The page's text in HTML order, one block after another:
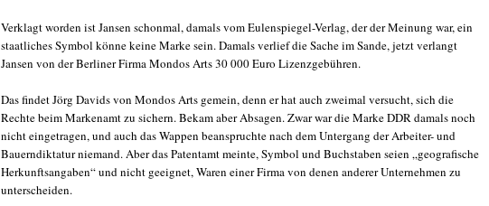
Verklagt worden ist Jansen schonmal, damals vom Eulenspiegel-Verlag, der der Meinung war, ein
staatliches Symbol könne keine Marke sein. Damals verlief die Sache im Sande, jetzt verlangt
Jansen von der Berliner Firma Mondos Arts 30 000 Euro Lizenzgebühren.
Das findet Jörg Davids von Mondos Arts gemein, denn er hat auch zweimal versucht, sich die
Rechte beim Markenamt zu sichern. Bekam aber Absagen. Zwar war die Marke DDR damals noch
nicht eingetragen, und auch das Wappen beanspruchte nach dem Untergang der Arbeiter- und
Bauerndiktatur niemand. Aber das Patentamt meinte, Symbol und Buchstaben seien „geografische
Herkunftsangaben“ und nicht geeignet, Waren einer Firma von denen anderer Unternehmen zu
unterscheiden.